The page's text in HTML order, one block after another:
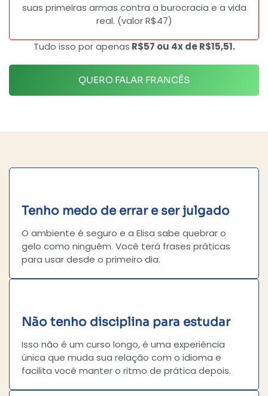
suas primeiras armas contra a burocracia e a vida
real. (valor R$47)
Tudo isso por apenas R$57 ou 4x de R$15,51.
QUERO FALAR FRANCÊS
Tenho medo de errar e ser julgado
O ambiente é seguro e a Elisa sabe quebrar o
gelo como ninguém. Você terá frases práticas
para usar desde o primeiro dia.
Não tenho disciplina para estudar
Isso não é um curso longo, é uma experiência
única que muda sua relação com o idioma e
facilita você manter o ritmo de prática depois.